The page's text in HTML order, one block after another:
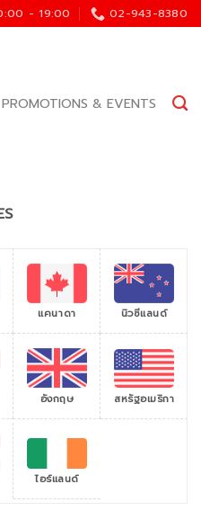
- 19:00 02-943-8380
PROMOTIONS & EVENTS
แคนาดา นิวซีแลนด์
อังกฤษ สหรัฐอเมริกา
ไอร์แลนด์